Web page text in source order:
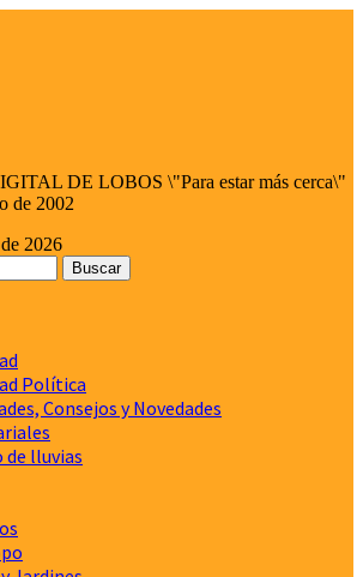
DE LOBOS \"Para estar más cerca\"
de 2002
2026
Política
Consejos y Novedades
de lluvias